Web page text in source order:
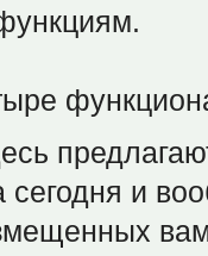
сегодня и